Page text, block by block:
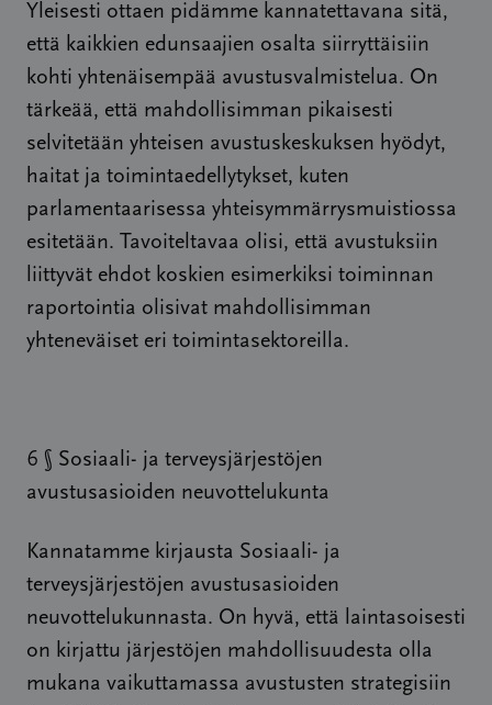
Yleisesti ottaen pidämme kannatettavana sitä,
että kaikkien edunsaajien osalta siirryttäisiin
kohti yhtenäisempää avustusvalmistelua. On
tärkeää, että mahdollisimman pikaisesti
selvitetään yhteisen avustuskeskuksen hyödyt,
haitat ja toimintaedellytykset, kuten
parlamentaarisessa yhteisymmärrysmuistiossa
esitetään. Tavoiteltavaa olisi, että avustuksiin
liittyvät ehdot koskien esimerkiksi toiminnan
raportointia olisivat mahdollisimman
yhteneväiset eri toimintasektoreilla.
6 § Sosiaali- ja terveysjärjestöjen
avustusasioiden neuvottelukunta
Kannatamme kirjausta Sosiaali- ja
terveysjärjestöjen avustusasioiden
neuvottelukunnasta. On hyvä, että laintasoisesti
on kirjattu järjestöjen mahdollisuudesta olla
mukana vaikuttamassa avustusten strategisiin